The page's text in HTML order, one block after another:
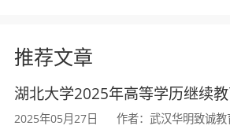
项目
推荐文章
湖北大学2025年高等学历继续
2025年05月27日
作者：武汉华明致诚教